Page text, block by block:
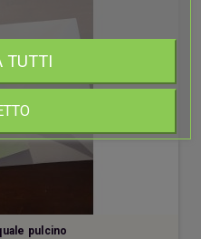
pulcino
TUTTI